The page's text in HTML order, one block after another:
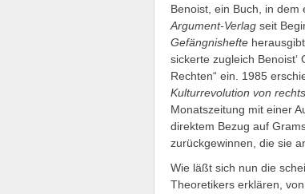
Benoist, ein Buch, in
Argument-Verlag seit
Gefängnishefte
sickerte zugleich
Rechten“ ein. 1985
Kulturrevolution von
Monatszeitung mit einer
direktem Bezug auf
zurückgewinnen, die sie
Wie läßt sich nun die
Theoretikers erklären,